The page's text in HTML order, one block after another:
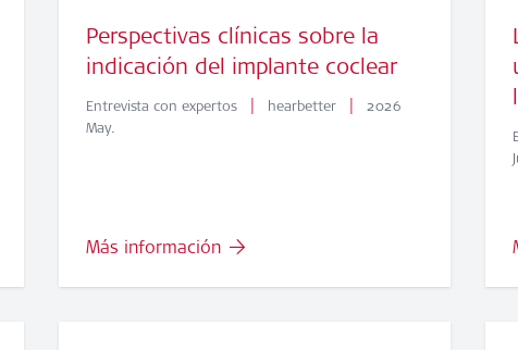
Spanish – Spain
Perspectivas clínicas sobre la
indicación del implante coclear
Entrevista con expertos | hearbetter |
2026
May.
Más información